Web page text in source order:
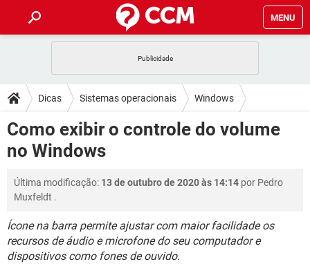
MENU
CELULAR FACEBOOK
OUTLOOK EXCEL
INSTAGRAM
DICAS
JOGOS WHATSAPP
CELULAR FACEBOOK
INSTAGRAM GMAIL
DOWNLOADS
JOGOS
OUTLOOK
INSTAGRAM
GUIA DE COMPRAS
FÓRUM
JOGOS WHATSAPP
OUTLOOK EXCEL
INSTAGRAM GMAIL
GLOSSÁRIO
WHATSAPP
CELULAR FACEBOOK
Dicas Sistemas operacionais Windows
Como exibir o controle do volume
no Windows
Última modificação: 13 de outubro de 2020 às 14:14 por Pedro
Muxfeldt .
Ícone na barra permite ajustar com maior facilidade os
recursos de áudio e microfone do seu computador e
dispositivos como fones de ouvido.